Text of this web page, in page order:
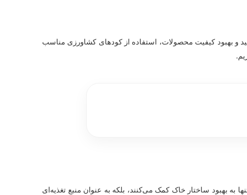
و بهبود کیفیت محصولات، استفاده از کودهای کشاورزی مناسب
به بهبود ساختار خاک کمک می‌کنند، بلکه به عنوان منبع تغذیه‌ای